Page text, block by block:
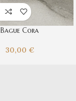
Bague Cora
30,00 €